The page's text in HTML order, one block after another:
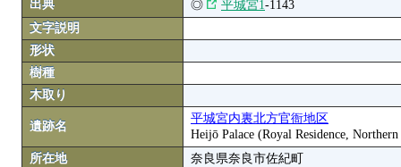
出典
◎ 平城宮1-1143
文字説明
形状
樹種
木取り
遺跡名
平城宮内裏北方官衙地区
Heijō Palace (Royal Residence,
所在地
奈良県奈良市佐紀町